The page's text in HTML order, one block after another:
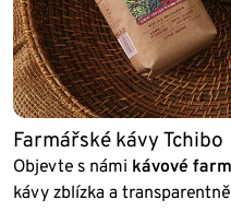
Farmářské kávy Tchibo
Objevte s námi kávové
kávy zblízka a transparentně